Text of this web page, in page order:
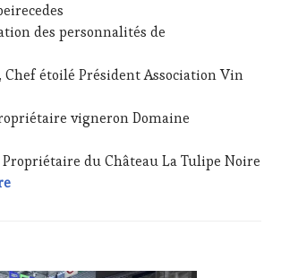
des personnalités de
Chef étoilé Président Association Vin
vigneron Domaine
du Château La Tulipe Noire
Résultats Jeux #VinTourisme « Signés et